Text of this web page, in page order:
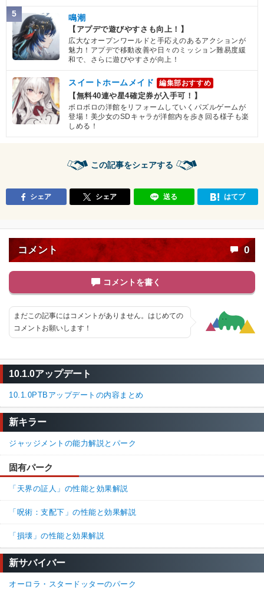
5 鳴潮
【アプデで遊びやすさも向上！】
広大なオープンワールドと手応えのあるアクションが
魅力！アプデで移動改善や日々のミッション難易度緩
和で、さらに遊びやすさが向上！
スイートホームメイド 編集部おすすめ
【無料40連や星4確定券が入手可！】
ボロボロの洋館をリフォームしていくパズルゲームが
登場！美少女のSDキャラが洋館内を歩き回る様子も楽
しめる！
この記事をシェアする
シェア シェア 送る はてブ
コメント 0
コメントを書く
まだこの記事にはコメントがありません。はじめての
コメントお願いします！
10.1.0アップデート
10.1.0PTBアップデートの内容まとめ
新キラー
ジャッジメントの能力解説とパーク
固有パーク
「天界の証人」の性能と効果解説
「呪術：支配下」の性能と効果解説
「損壊」の性能と効果解説
新サバイバー
オーロラ・スタードッターのパーク